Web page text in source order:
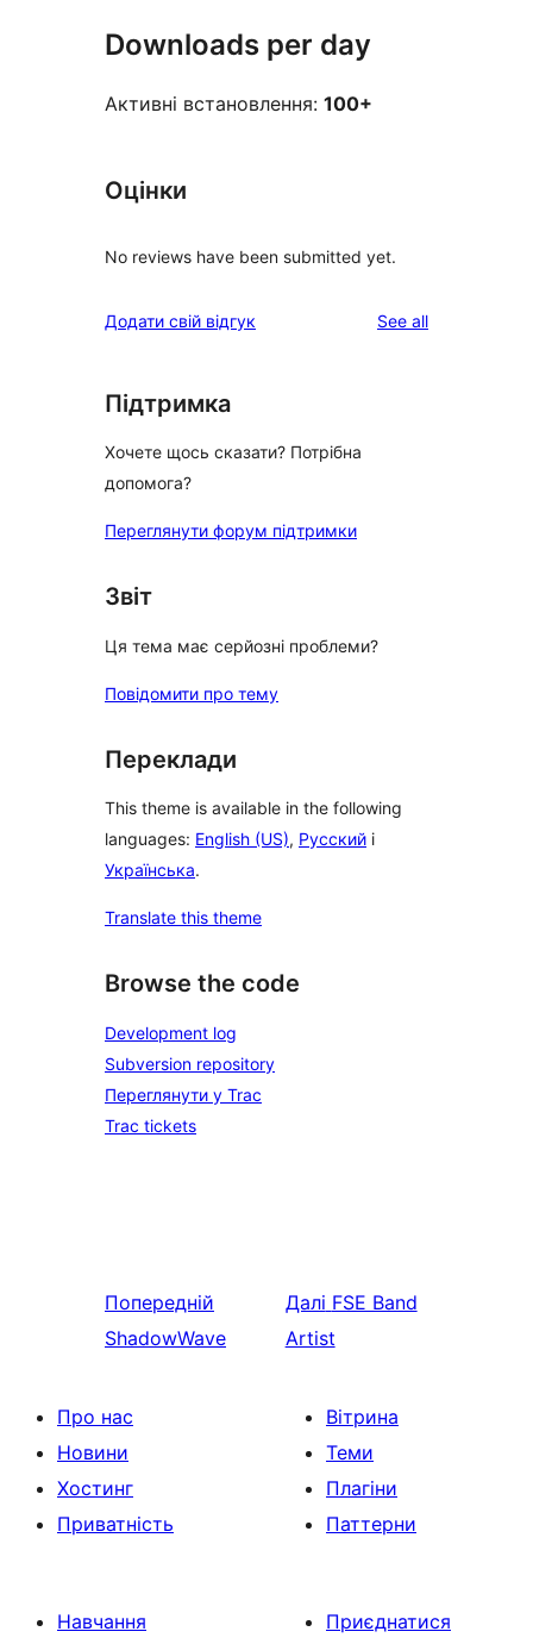
Downloads per day
Активні встановлення: 100+
Оцінки
No reviews have been submitted yet.
Додати свій відгук See allreviews
Підтримка
Хочете щось сказати? Потрібна
допомога?
Переглянути форум підтримки
Звіт
Ця тема має серйозні проблеми?
Повідомити про тему
Переклади
This theme is available in the following
languages: English (US), Русский і
Українська.
Translate this theme
Browse the code
Development log
Subversion repository
Переглянути у Trac
Trac tickets
Попередній
ShadowWave
Далі FSE Band
Artist
Про нас
Новини
Хостинг
Приватність
Вітрина
Теми
Плагіни
Паттерни
Навчання
Приєднатися